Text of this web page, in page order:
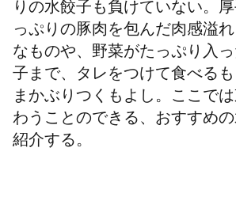
りの水餃子も負けていない。
っぷりの豚肉を包んだ肉感溢
なものや、野菜がたっぷり入
子まで、タレをつけて食べる
まかぶりつくもよし。ここで
わうことのできる、おすすめ
紹介する。